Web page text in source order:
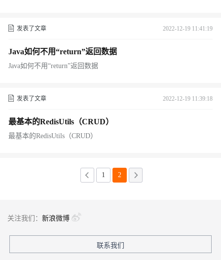
发表了文章 2022-12-19 11:41:19
Java如何不用“return”返回数据
Java如何不用“return”返回数据
发表了文章 2022-12-19 11:39:18
最基本的RedisUtils（CRUD）
最基本的RedisUtils（CRUD）
1 2
关注我们： 新浪微博
联系我们